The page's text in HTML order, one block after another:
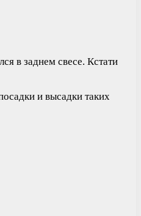
в заднем свесе. Кстати
и высадки таких